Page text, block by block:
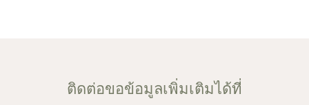
ติดต่อขอข้อมูลเพิ่มเติมได้ที่